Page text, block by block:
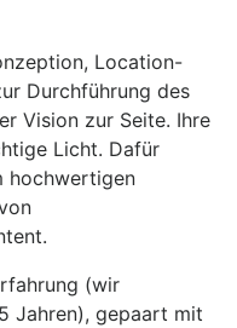
Location-
Durchführung des
Vision zur Seite. Ihre
Licht. Dafür
hochwertigen
(wir
Jahren), gepaart mit